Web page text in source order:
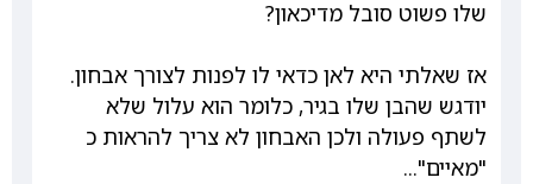
שלו פשוט סובל מדיכאון?
אז שאלתי היא לאן כדאי לו לפנות לצורך אבחון.
יודגש שהבן שלו בגיר, כלומר הוא עלול שלא
לשתף פעולה ולכן האבחון לא צריך להראות כ
"מאיים"...